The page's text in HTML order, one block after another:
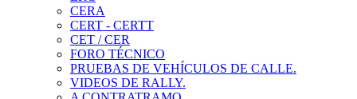
CERT - CERTT
CET / CER
FORO TÉCNICO
PRUEBAS DE VEHÍCULOS DE CALLE.
VIDEOS DE RALLY.
A CONTRATRAMO
TIENDA ONLINE